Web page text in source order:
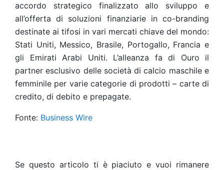
accordo strategico finalizzato allo sviluppo e
all’offerta di soluzioni finanziarie in co-branding
destinate ai tifosi in vari mercati chiave del mondo:
Stati Uniti, Messico, Brasile, Portogallo, Francia e
gli Emirati Arabi Uniti. L’alleanza fa di Ouro il
partner esclusivo delle società di calcio maschile e
femminile per varie categorie di prodotti – carte di
credito, di debito e prepagate.
Fonte: Business Wire
Se questo articolo ti è piaciuto e vuoi rimanere